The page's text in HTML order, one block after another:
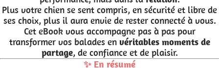
Plus votre chien se sent compris, en sécurité et libre de
ses choix, plus il aura envie de rester connecté à vous.
Cet eBook vous accompagne pas à pas pour
transformer vos balades en véritables moments de
partage, de confiance et de plaisir.
✨ En résumé